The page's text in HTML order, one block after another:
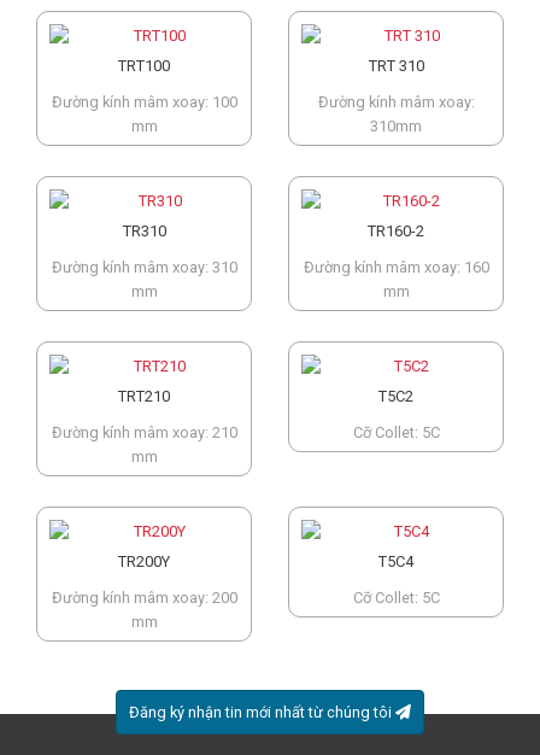
TRT100
Đường kính mâm xoay: 100
mm
TRT 310
Đường kính mâm xoay:
310mm
TR310
Đường kính mâm xoay: 310
mm
TR160-2
Đường kính mâm xoay: 160
mm
TRT210
Đường kính mâm xoay: 210
mm
T5C2
Cỡ Collet: 5C
TR200Y
Đường kính mâm xoay: 200
mm
T5C4
Cỡ Collet: 5C
Đăng ký nhận tin mới nhất từ chúng tôi